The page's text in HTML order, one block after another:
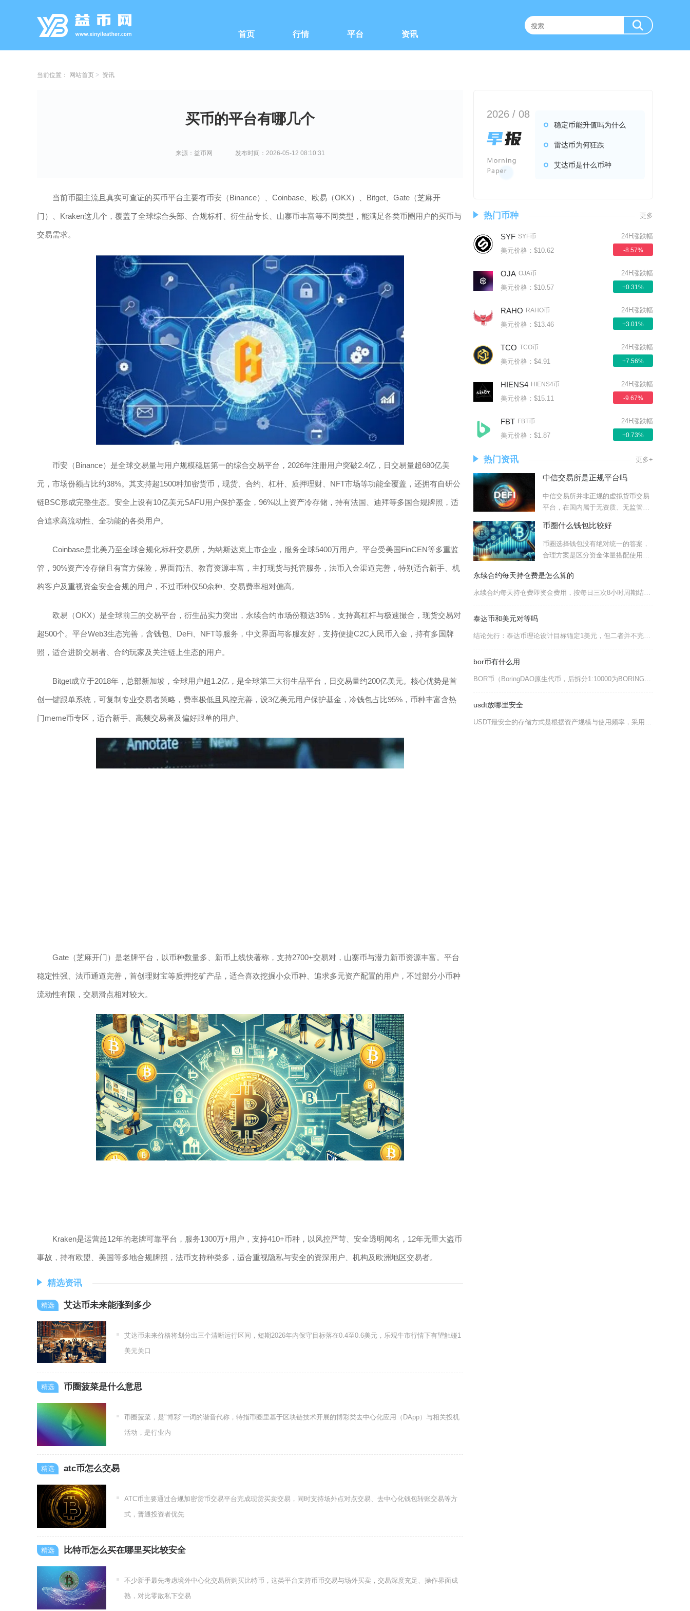
首页 行情 平台 资讯
当前位置： 网站首页 资讯
买币的平台有哪几个
来源：益币网 发布时间：2026-05-12 08:10:31
当前币圈主流且真实可查证的买币平台主要有币安（Binance）、Coinbase、欧易（OKX）、Bitget、Gate（芝麻开
门）、Kraken这几个，覆盖了全球综合头部、合规标杆、衍生品专长、山寨币丰富等不同类型，能满足各类币圈用户的买币与
交易需求。
币安（Binance）是全球交易量与用户规模稳居第一的综合交易平台，2026年注册用户突破2.4亿，日交易量超680亿美
元，市场份额占比约38%。其支持超1500种加密货币，现货、合约、杠杆、质押理财、NFT市场等功能全覆盖，还拥有自研公
链BSC形成完整生态。安全上设有10亿美元SAFU用户保护基金，96%以上资产冷存储，持有法国、迪拜等多国合规牌照，适
合追求高流动性、全功能的各类用户。
Coinbase是北美乃至全球合规化标杆交易所，为纳斯达克上市企业，服务全球5400万用户。平台受美国FinCEN等多重监
管，90%资产冷存储且有官方保险，界面简洁、教育资源丰富，主打现货与托管服务，法币入金渠道完善，特别适合新手、机
构客户及重视资金安全合规的用户，不过币种仅50余种、交易费率相对偏高。
欧易（OKX）是全球前三的交易平台，衍生品实力突出，永续合约市场份额达35%，支持高杠杆与极速撮合，现货交易对
超500个。平台Web3生态完善，含钱包、DeFi、NFT等服务，中文界面与客服友好，支持便捷C2C人民币入金，持有多国牌
照，适合进阶交易者、合约玩家及关注链上生态的用户。
Bitget成立于2018年，总部新加坡，全球用户超1.2亿，是全球第三大衍生品平台，日交易量约200亿美元。核心优势是首
创一键跟单系统，可复制专业交易者策略，费率极低且风控完善，设3亿美元用户保护基金，冷钱包占比95%，币种丰富含热
门meme币专区，适合新手、高频交易者及偏好跟单的用户。
Gate（芝麻开门）是老牌平台，以币种数量多、新币上线快著称，支持2700+交易对，山寨币与潜力新币资源丰富。平台
稳定性强、法币通道完善，首创理财宝等质押挖矿产品，适合喜欢挖掘小众币种、追求多元资产配置的用户，不过部分小币种
流动性有限，交易滑点相对较大。
Kraken是运营超12年的老牌可靠平台，服务1300万+用户，支持410+币种，以风控严苛、安全透明闻名，12年无重大盗币
事故，持有欧盟、美国等多地合规牌照，法币支持种类多，适合重视隐私与安全的资深用户、机构及欧洲地区交易者。
精选资讯
艾达币未来能涨到多少
艾达币未来价格将划分出三个清晰运行区间，短期2026年内保守目标落在0.4至0.6美元，乐观牛市行情下有望触碰1
美元关口
币圈菠菜是什么意思
币圈菠菜，是"博彩"一词的谐音代称，特指币圈里基于区块链技术开展的博彩类去中心化应用（DApp）与相关投机
活动，是行业内
atc币怎么交易
ATC币主要通过合规加密货币交易平台完成现货买卖交易，同时支持场外点对点交易、去中心化钱包转账交易等方
式，普通投资者优先
比特币怎么买在哪里买比较安全
不少新手最先考虑境外中心化交易所购买比特币，这类平台支持币币交易与场外买卖，交易深度充足、操作界面成
熟，对比零散私下交易
2026 / 08
稳定币能升值吗为什么
雷达币为何狂跌
艾达币是什么币种
热门币种 更多
SYF SYF币
美元价格：$10.62
24H涨跌幅
-8.57%
OJA OJA币
美元价格：$10.57
24H涨跌幅
+0.31%
RAHO RAHO币
美元价格：$13.46
24H涨跌幅
+3.01%
TCO TCO币
美元价格：$4.91
24H涨跌幅
+7.56%
HIENS4 HIENS4币
美元价格：$15.11
24H涨跌幅
-9.67%
FBT FBT币
美元价格：$1.87
24H涨跌幅
+0.73%
热门资讯 更多+
中信交易所是正规平台吗
中信交易所并非正规的虚拟货币交易
平台，在国内属于无资质、无监管的
币圈什么钱包比较好
币圈选择钱包没有绝对统一的答案，
合理方案是区分资金体量搭配使用，
永续合约每天持仓费是怎么算的
永续合约每天持仓费即资金费用，按每日三次8小时周期结算，计算公式为资金费用=持仓名义价值×
泰达币和美元对等吗
结论先行：泰达币理论设计目标锚定1美元，但二者并不完全对等，只能长期围绕1美元价格中枢波动
bor币有什么用
BOR币（BoringDAO原生代币，后拆分1:10000为BORING）是去中心化跨链资
usdt放哪里安全
USDT最安全的存储方式是根据资产规模与使用频率，采用“大额离线冷钱包+小额热钱包+短期交